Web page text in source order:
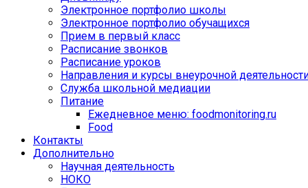
Электронное портфолио школы
Электронное портфолио обучащихся
Прием в первый класс
Расписание звонков
Расписание уроков
Направления и курсы внеурочной
Служба школьной медиации
Питание
Ежедневное меню: foodmonitoring.ru
Food
Контакты
Дополнительно
Научная деятельность
НОКО